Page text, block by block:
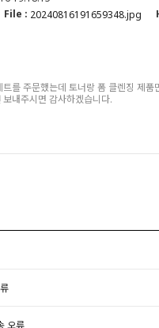
File : 20240816191659348.jpg
를 주문했는데 토너랑 폼 클렌징 제품
내주시면 감사하겠습니다.